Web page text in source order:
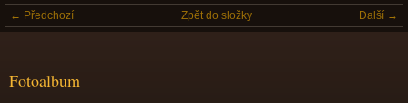
← Předchozí Další →
Zpět do složky
Fotoalbum